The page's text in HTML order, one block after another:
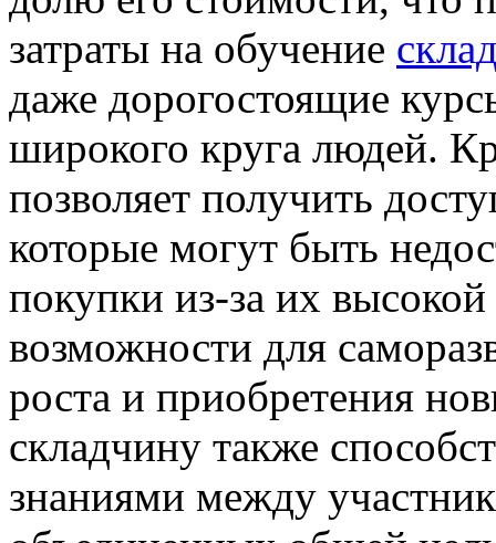
затраты на обучение
даже дорогостоящие
широкого круга людей.
позволяет получить
которые могут быть
покупки из-за их
возможности для
роста и приобретения
складчину также
знаниями между